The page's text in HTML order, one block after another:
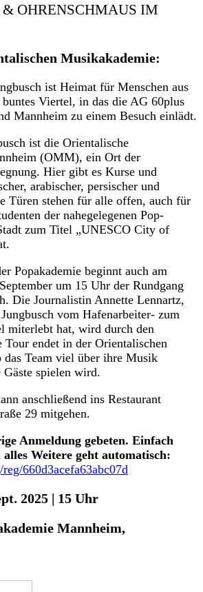
& OHRENSCHMAUS IM
Musikakademie:
ist Heimat für Menschen aus
Viertel, in das die AG 60plus
Mannheim zu einem Besuch einlädt.
ist die Orientalische
(OMM), ein Ort der
Hier gibt es Kurse und
arabischer, persischer und
Türen stehen für alle offen, auch für
der nahegelegenen Pop-
zum Titel „UNESCO City of
Popakademie beginnt auch am
um 15 Uhr der Rundgang
Die Journalistin Annette Lennartz,
vom Hafenarbeiter- zum
miterlebt hat, wird durch den
endet in der Orientalischen
Team viel über ihre Musik
spielen wird.
anschließend ins Restaurant
29 mitgehen.
Anmeldung gebeten. Einfach
Weitere geht automatisch:
660d3acefa63abc07d
2025 | 15 Uhr
Mannheim,